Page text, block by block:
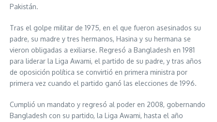
Pakistán.
Tras el golpe militar de 1975, en el que fueron asesinados su
padre, su madre y tres hermanos, Hasina y su hermana se
vieron obligadas a exiliarse. Regresó a Bangladesh en 1981
para liderar la Liga Awami, el partido de su padre, y tras años
de oposición política se convirtió en primera ministra por
primera vez cuando el partido ganó las elecciones de 1996.
Cumplió un mandato y regresó al poder en 2008, gobernando
Bangladesh con su partido, la Liga Awami, hasta el año